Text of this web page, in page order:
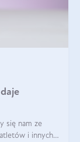
się nam ze
i innych